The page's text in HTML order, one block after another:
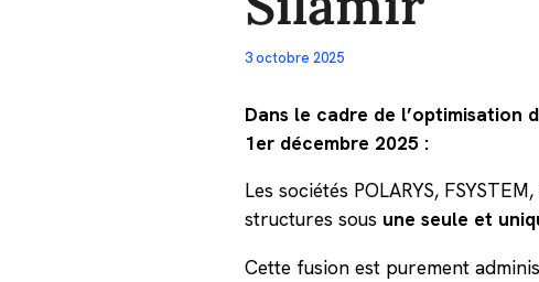
3 octobre 2025
Dans le cadre de l’optimisation
1er décembre 2025 :
Les sociétés POLARYS,
structures sous une seule et
Cette fusion est purement